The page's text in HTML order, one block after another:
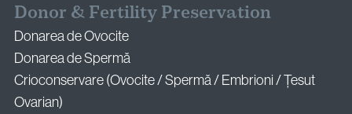
Donor & Fertility Preservation
Donarea de Ovocite
Donarea de Spermă
Crioconservare (Ovocite / Spermă / Embrioni / Țesut
Ovarian)